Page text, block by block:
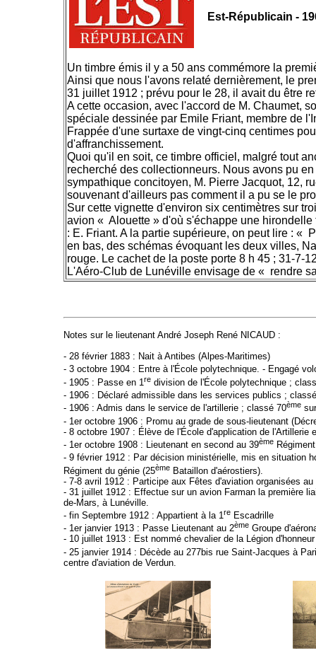
Est-Républicain -
Un timbre émis il y a 50 ans commémore la
Ainsi que nous l'avons relaté dernièrement, le
31 juillet 1912 ; prévu pour le 28, il avait du être
A cette occasion, avec l'accord de M. Chaumet,
spéciale dessinée par Emile Friant, membre de
Frappée d'une surtaxe de vingt-cinq centimes
d'affranchissement.
Quoi qu'il en soit, ce timbre officiel, malgré tout
recherché des collectionneurs. Nous avons pu
sympathique concitoyen, M. Pierre Jacquot, 12,
souvenant d'ailleurs pas comment il a pu se le
Sur cette vignette d'environ six centimètres sur
avion « Alouette » d'où s'échappe une
: E. Friant. A la partie supérieure, on peut lire : «
en bas, des schémas évoquant les deux villes,
rouge. Le cachet de la poste porte 8 h 45 ; 31-7-
L'Aéro-Club de Lunéville envisage de « rendre
Notes sur le lieutenant André Joseph René NICAUD :
- 28 février 1883 : Nait à Antibes (Alpes-Maritimes)
- 3 octobre 1904 : Entre à l'École polytechnique. - Engagé
- 1905 : Passe en 1re division de l'École polytechnique ;
- 1906 : Déclaré admissible dans les services publics ;
- 1906 : Admis dans le service de l'artillerie ; classé 70ème
- 1er octobre 1906 : Promu au grade de sous-lieutenant
- 8 octobre 1907 : Élève de l'École d'application de l'Artillerie
- 1er octobre 1908 : Lieutenant en second au 39ème
- 9 février 1912 : Par décision ministérielle, mis en situation
Régiment du génie (25ème Bataillon d'aérostiers).
- 7-8 avril 1912 : Participe aux Fêtes d'aviation organisées
- 31 juillet 1912 : Effectue sur un avion Farman la première
de-Mars, à Lunéville.
- fin Septembre 1912 : Appartient à la 1 re Escadrille
- 1er janvier 1913 : Passe Lieutenant au 2ème Groupe
- 10 juillet 1913 : Est nommé chevalier de la Légion
- 25 janvier 1914 : Décède au 277bis rue Saint-Jacques à
centre d'aviation de Verdun.